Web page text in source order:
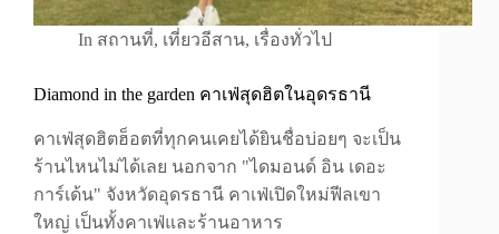
In สถานที่, เที่ยวอีสาน, เรื่องทั่วไป
Diamond in the garden คาเฟ่สุดฮิตในอุดรธานี
คาเฟ่สุดฮิตฮ็อตที่ทุกคนเคยได้ยินชื่อบ่อยๆ จะเป็น
ร้านไหนไม่ได้เลย นอกจาก "ไดมอนด์ อิน เดอะ
การ์เด้น" จังหวัดอุดรธานี คาเฟ่เปิดใหม่ฟีลเขา
ใหญ่ เป็นทั้งคาเฟ่และร้านอาหาร